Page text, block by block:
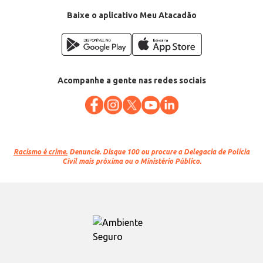
Baixe o aplicativo Meu Atacadão
Acompanhe a gente nas redes sociais
Racismo é crime. Denuncie. Disque 100 ou procure a Delegacia de Polícia
Civil mais próxima ou o Ministério Público.